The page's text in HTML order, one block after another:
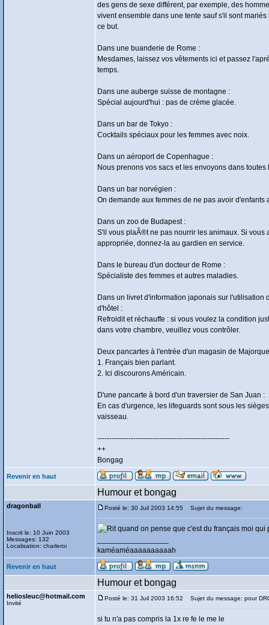
des gens de sexe différent, par exemple, des
vivent ensemble dans une tente sauf s'il sont
ce but.
Dans une buanderie de Rome :
Mesdames, laissez vos vêtements ici et passez
temps.
Dans une auberge suisse de montagne :
Spécial aujourd'hui : pas de crème glacée.
Dans un bar de Tokyo :
Cocktails spéciaux pour les femmes avec noix.
Dans un aéroport de Copenhague :
Nous prenons vos sacs et les envoyons dans toutes
Dans un bar norvégien :
On demande aux femmes de ne pas avoir d'enfants
Dans un zoo de Budapest :
S'il vous plaÃ®t ne pas nourrir les animaux. Si vous
appropriée, donnez-la au gardien en service.
Dans le bureau d'un docteur de Rome :
Spécialiste des femmes et autres maladies.
Dans un livret d'information japonais sur l'utilisation
d'hôtel :
Refroidit et réchauffe : si vous voulez la condition
dans votre chambre, veuillez vous contrôler.
Deux pancartes à l'entrée d'un magasin de
1. Français bien parlant.
2. Ici discourons Américain.
D'une pancarte à bord d'un traversier de San Juan :
En cas d'urgence, les lifeguards sont sous les
vaisseau.
-------------------------------------------------------
++
Bongag
Revenir en haut
Humour et bongag
dragonball
Inscrit le: 10 Juin 2003
Messages: 132
Localisation: charleroi
Posté le: 30 Juil 2003 14:55 Sujet du message:
quand on pense que c'est du français moi
kaméaméaaaaaaaaaah
Revenir en haut
Humour et bongag
heliosleuc@hotmail.com
Invité
Posté le: 31 Juil 2003 16:52 Sujet du message: pour
si tu n'a pas compris la 1x re fe le me le